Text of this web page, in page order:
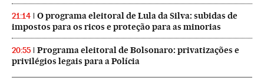
21:14
O programa eleitoral de Lula da Silva: subidas de
impostos para os ricos e proteção para as minorias
20:55
Programa eleitoral de Bolsonaro: privatizações e
privilégios legais para a Polícia